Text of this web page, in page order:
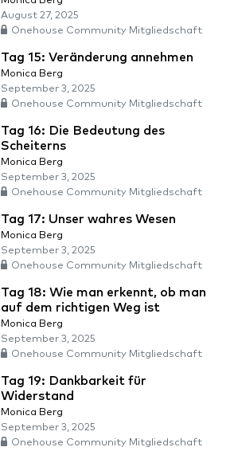
August 27, 2025
Onehouse Community Mitgliedschaft
Tag 15: Veränderung annehmen
Monica Berg
September 3, 2025
Onehouse Community Mitgliedschaft
Tag 16: Die Bedeutung des
Scheiterns
Monica Berg
September 3, 2025
Onehouse Community Mitgliedschaft
Tag 17: Unser wahres Wesen
Monica Berg
September 3, 2025
Onehouse Community Mitgliedschaft
Tag 18: Wie man erkennt, ob man
auf dem richtigen Weg ist
Monica Berg
September 3, 2025
Onehouse Community Mitgliedschaft
Tag 19: Dankbarkeit für
Widerstand
Monica Berg
September 3, 2025
Onehouse Community Mitgliedschaft